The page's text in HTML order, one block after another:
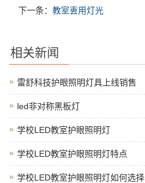
下一条： 教室叀用灯光
相关新闻
雷舒科技护眼照明灯具上线销售
led非对称黑板灯
学校LED教室护眼照明灯
学校LED教室护眼照明灯特点
学校LED教室护眼照明灯如何选择